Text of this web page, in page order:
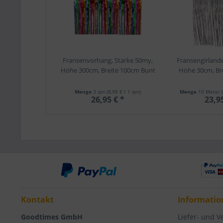
Fransenvorhang, Stärke 50my,
Höhe 300cm, Breite 100cm Bunt
Menge 3 qm(8,98 € / 1 qm)
26,95 € *
Höhe 30cm,
Menge 10 Meter
Kontakt
Goodtimes GmbH Liefer- und